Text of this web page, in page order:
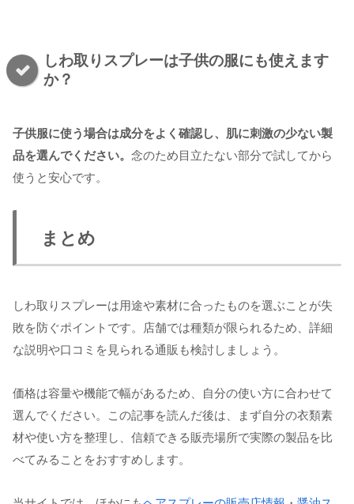
しわ取りスプレーは子供の服にも使えます
か？
子供服に使う場合は成分をよく確認し、肌に刺激の少ない製
品を選んでください。 念のため目立たない部分で試してから
使うと安心です。
まとめ
しわ取りスプレーは用途や素材に合ったものを選ぶことが失
敗を防ぐポイントです。店舗では種類が限られるため、詳細
な説明や口コミを見られる通販も検討しましょう。
価格は容量や機能で幅があるため、自分の使い方に合わせて
選んでください。この記事を読んだ後は、まず自分の衣類素
材や使い方を整理し、信頼できる販売場所で実際の製品を比
べてみることをおすすめします。